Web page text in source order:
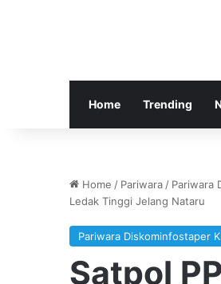
Home Trending
Home / Pariwara / Pariwara
Ledak Tinggi Jelang Nataru
Pariwara Diskominfostaper
Satpol